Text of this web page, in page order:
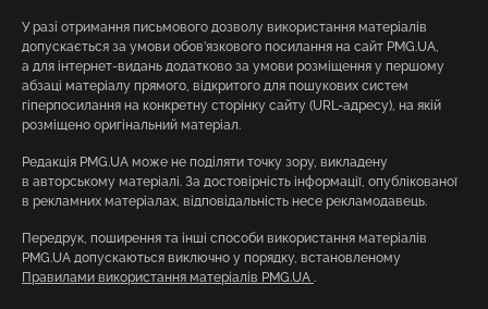
У разі отримання письмового дозволу використання матеріалів
допускається за умови обов’язкового посилання на сайт PMG.UA,
а для інтернет-видань додатково за умови розміщення у першому
абзаці матеріалу прямого, відкритого для пошукових систем
гіперпосилання на конкретну сторінку сайту (URL-адресу), на якій
розміщено оригінальний матеріал.
Редакція PMG.UA може не поділяти точку зору, викладену
в авторському матеріалі. За достовірність інформації, опублікованої
в рекламних матеріалах, відповідальність несе рекламодавець.
Передрук, поширення та інші способи використання матеріалів
PMG.UA допускаються виключно у порядку, встановленому
Правилами використання матеріалів PMG.UA .